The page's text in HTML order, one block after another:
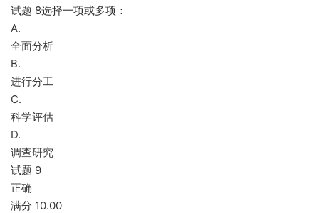
试题 8选择一项或多项：
A.
全面分析
B.
进行分工
C.
科学评估
D.
调查研究
试题 9
正确
满分 10.00